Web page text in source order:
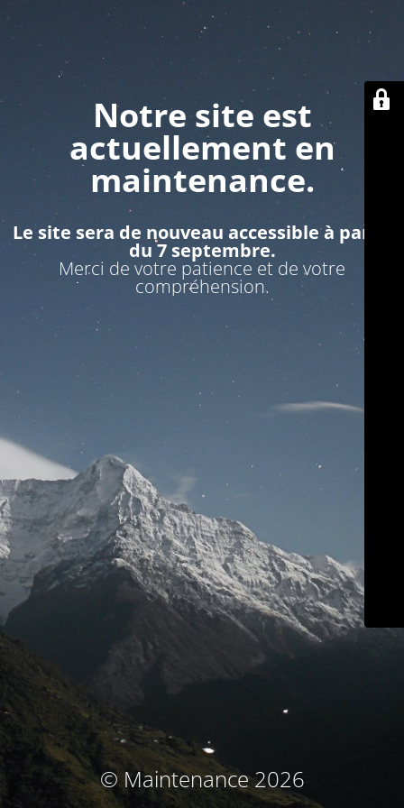
Notre site est
actuellement en
maintenance.
Le site sera de nouveau accessible à partir
du 7 septembre.
Merci de votre patience et de votre
compréhension.
© Maintenance 2026